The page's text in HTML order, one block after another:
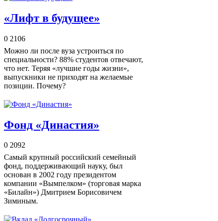
«Лифт в будущее»
0 2106
Можно ли после вуза устроиться по
специальности? 88% студентов отвечают,
что нет. Теряя «лучшие годы жизни»,
выпускники не приходят на желаемые
позиции. Почему?
Фонд «Династия»
0 2092
Самый крупный российский семейный
фонд, поддерживающий науку, был
основан в 2002 году президентом
компании «Вымпелком» (торговая марка
«Билайн») Дмитрием Борисовичем
Зиминым.